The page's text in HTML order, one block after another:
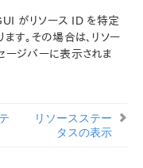
スク
ラスタへの接続
ラスタからの切断
サーバログファイルの表示
サーバプロパティの表示
がリソース ID を特定
す。その場合は、リソー
ージバーに表示されま
リソースステー
タスの表示